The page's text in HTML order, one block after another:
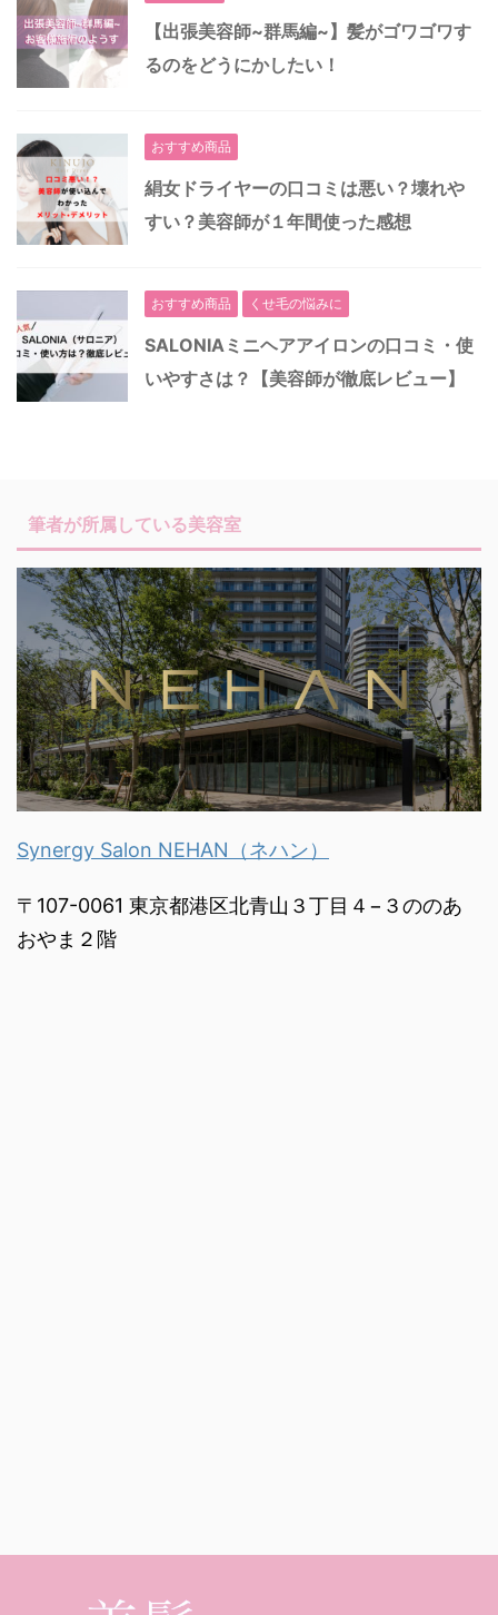
【出張美容師~群馬編~】髪がゴワゴワす
るのをどうにかしたい！
おすすめ商品
絹女ドライヤーの口コミは悪い？壊れや
すい？美容師が１年間使った感想
おすすめ商品 くせ毛の悩みに
SALONIAミニヘアアイロンの口コミ・使
いやすさは？【美容師が徹底レビュー】
筆者が所属している美容室
Synergy Salon NEHAN（ネハン）
〒107-0061 東京都港区北青山３丁目４−３ののあ
おやま２階